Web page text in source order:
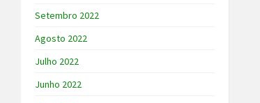
Setembro 2022
Agosto 2022
Julho 2022
Junho 2022